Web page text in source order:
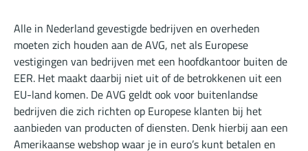
Alle in Nederland gevestigde bedrijven en overheden
moeten zich houden aan de AVG, net als Europese
vestigingen van bedrijven met een hoofdkantoor buiten de
EER. Het maakt daarbij niet uit of de betrokkenen uit een
EU-land komen. De AVG geldt ook voor buitenlandse
bedrijven die zich richten op Europese klanten bij het
aanbieden van producten of diensten. Denk hierbij aan een
Amerikaanse webshop waar je in euro’s kunt betalen en